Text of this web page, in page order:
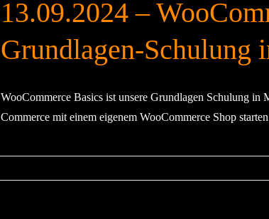
13.09.2024 –
Grundlagen-Schulung
WooCommerce Basics ist unsere Grundlagen Schulung
Commerce mit einem eigenem WooCommerce Shop